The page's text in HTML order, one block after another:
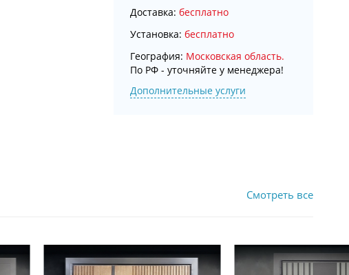
Доставка: бесплатно
Установка: бесплатно
География: Московская область.
По РФ - уточняйте у менеджера!
Дополнительные услуги
Смотреть все